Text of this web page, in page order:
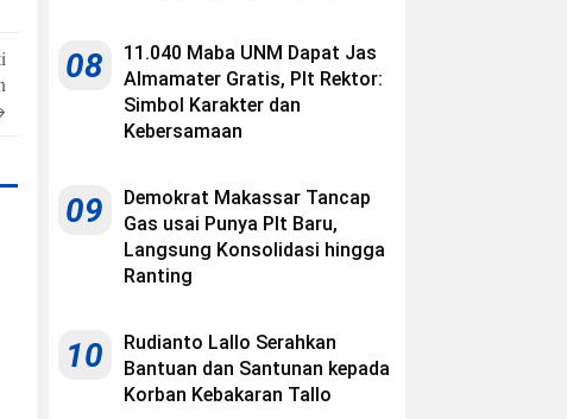
08
11.040 Maba UNM Dapat Jas
Almamater Gratis, Plt Rektor:
Simbol Karakter dan
Kebersamaan
09
Demokrat Makassar Tancap
Gas usai Punya Plt Baru,
Langsung Konsolidasi hingga
Ranting
10
Rudianto Lallo Serahkan
Bantuan dan Santunan kepada
Korban Kebakaran Tallo